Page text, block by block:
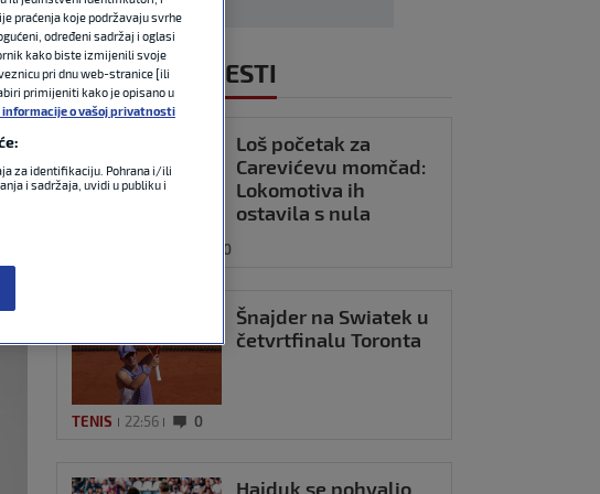
NAJNOVIJE VIJESTI
Loš početak za
Carevićevu momčad:
Lokomotiva ih
ostavila s nula
0
Šnajder na Swiatek u
četvrtfinalu Toronta
TENIS 22:56 0
Hajduk se pohvalio
praćenja koje podržavaju svrhe
određeni sadržaj i oglasi
kako biste izmijenili svoje
pri dnu web-stranice [ili
primijeniti kako je opisano u
informacije o vašoj privatnosti
za identifikaciju. Pohrana i/ili
i sadržaja, uvidi u publiku i